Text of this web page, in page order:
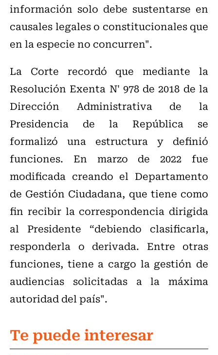
información solo debe sustentarse en
causales legales o constitucionales que
en la especie no concurren".
La Corte recordó que mediante la
Resolución Exenta N' 978 de 2018 de la
Dirección Administrativa de la
Presidencia de la República se
formalizó una estructura y definió
funciones. En marzo de 2022 fue
modificada creando el Departamento
de Gestión Ciudadana, que tiene como
fin recibir la correspondencia dirigida
al Presidente “debiendo clasificarla,
responderla o derivada. Entre otras
funciones, tiene a cargo la gestión de
audiencias solicitadas a la máxima
autoridad del país".
Te puede interesar